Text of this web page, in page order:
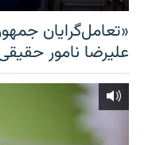
«تعامل‌گرایان
علیرضا نامور